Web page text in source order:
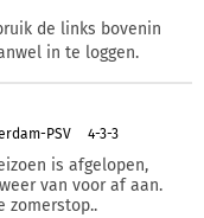
de links bovenin
in te loggen.
PSV 4-3-3
is afgelopen,
van voor af aan.
zomerstop..